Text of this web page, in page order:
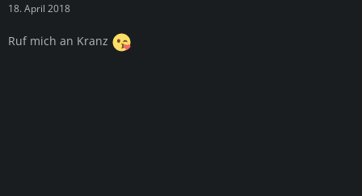
18. April 2018
Ruf mich an Kranz